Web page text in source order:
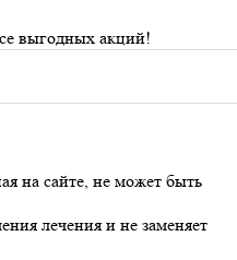
выгодных акций!
на сайте, не может быть
лечения и не заменяет